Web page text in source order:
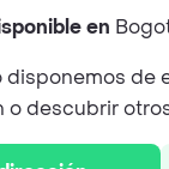
en
disponemos de
o descubrir